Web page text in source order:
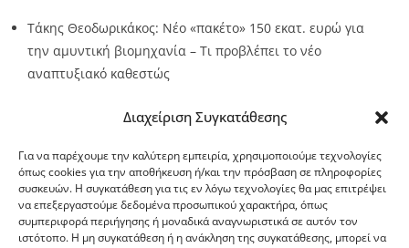
Διαχείριση Συγκατάθεσης
Για να παρέχουμε την καλύτερη εμπειρία, χρησιμοποιούμε τεχνολογίες
όπως cookies για την αποθήκευση ή/και την πρόσβαση σε πληροφορίες
συσκευών. Η συγκατάθεση για τις εν λόγω τεχνολογίες θα μας επιτρέψει
να επεξεργαστούμε δεδομένα προσωπικού χαρακτήρα, όπως
συμπεριφορά περιήγησης ή μοναδικά αναγνωριστικά σε αυτόν τον
ιστότοπο. Η μη συγκατάθεση ή η ανάκληση της συγκατάθεσης, μπορεί να
Τάκης Θεοδωρικάκος: Νέο «πακέτο» 150 εκατ. ευρώ για
την αμυντική βιομηχανία – Τι προβλέπει το νέο
αναπτυξιακό καθεστώς
G-point.gr